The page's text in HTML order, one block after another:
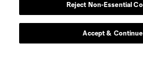
Reject Non-Essential
Accept & Continue